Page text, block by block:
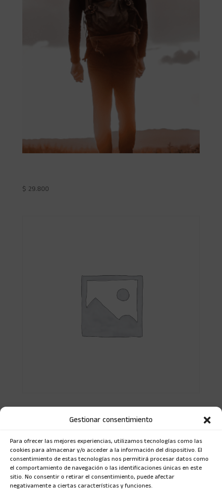
Gestionar consentimiento
Para ofrecer las mejores experiencias, utilizamos tecnologías como las
cookies para almacenar y/o acceder a la información del dispositivo. El
consentimiento de estas tecnologías nos permitirá procesar datos como
el comportamiento de navegación o las identificaciones únicas en este
sitio. No consentir o retirar el consentimiento, puede afectar
negativamente a ciertas características y funciones.
$ 29.800
Plan ‘Quiero probar’